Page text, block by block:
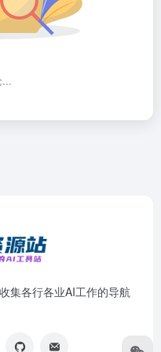
集各行各业AI工作的导航